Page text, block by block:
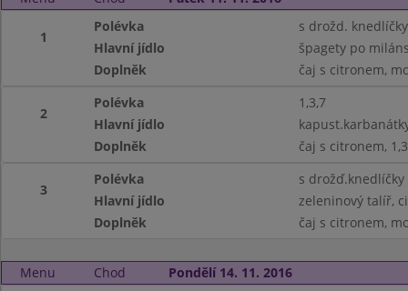
1
Polévka
s drožd.
Hlavní jídlo
špagety po
Doplněk
čaj s citronem,
2
Polévka
1,3,7
Hlavní jídlo
Doplněk
čaj s citronem,
3
Polévka
s drožď.knedlíčky
Hlavní jídlo
zeleninový talíř,
Doplněk
čaj s citronem,
Menu Chod Pondělí 14. 11. 2016